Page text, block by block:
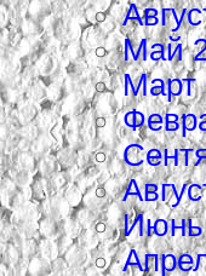
Май
Март
Июнь